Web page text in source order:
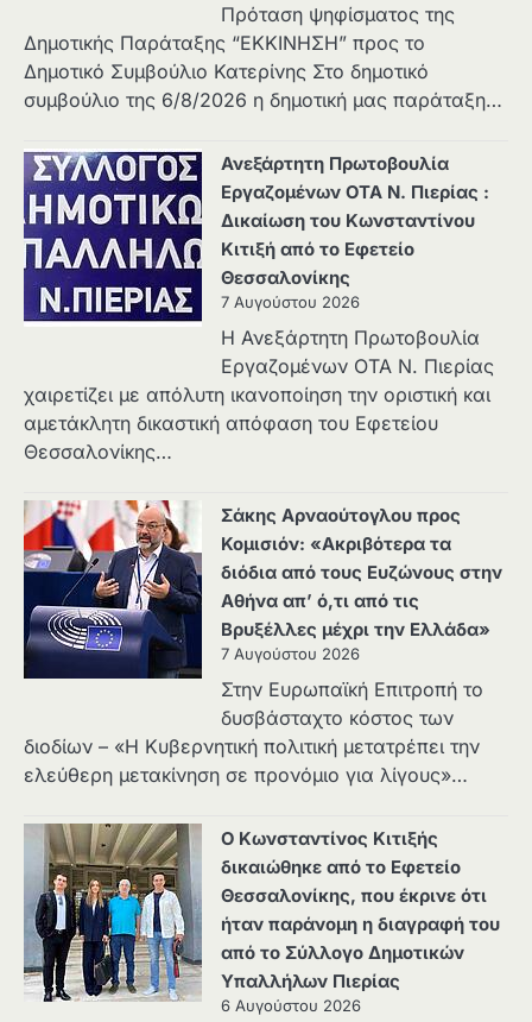
Πρόταση ψηφίσματος της
Δημοτικής Παράταξης “ΕΚΚΙΝΗΣΗ” προς το
Δημοτικό Συμβούλιο Κατερίνης Στο δημοτικό
συμβούλιο της 6/8/2026 η δημοτική μας παράταξη…
Ανεξάρτητη Πρωτοβουλία
Εργαζομένων ΟΤΑ Ν. Πιερίας :
Δικαίωση του Κωνσταντίνου
Κιτιξή από το Εφετείο
Θεσσαλονίκης
7 Αυγούστου 2026
Η Ανεξάρτητη Πρωτοβουλία
Εργαζομένων ΟΤΑ Ν. Πιερίας
χαιρετίζει με απόλυτη ικανοποίηση την οριστική και
αμετάκλητη δικαστική απόφαση του Εφετείου
Θεσσαλονίκης…
Σάκης Αρναούτογλου προς
Κομισιόν: «Ακριβότερα τα
διόδια από τους Ευζώνους στην
Αθήνα απ’ ό,τι από τις
Βρυξέλλες μέχρι την Ελλάδα»
7 Αυγούστου 2026
Στην Ευρωπαϊκή Επιτροπή το
δυσβάσταχτο κόστος των
διοδίων – «Η Κυβερνητική πολιτική μετατρέπει την
ελεύθερη μετακίνηση σε προνόμιο για λίγους»…
Ο Κωνσταντίνος Κιτιξής
δικαιώθηκε από το Εφετείο
Θεσσαλονίκης, που έκρινε ότι
ήταν παράνομη η διαγραφή του
από το Σύλλογο Δημοτικών
Υπαλλήλων Πιερίας
6 Αυγούστου 2026